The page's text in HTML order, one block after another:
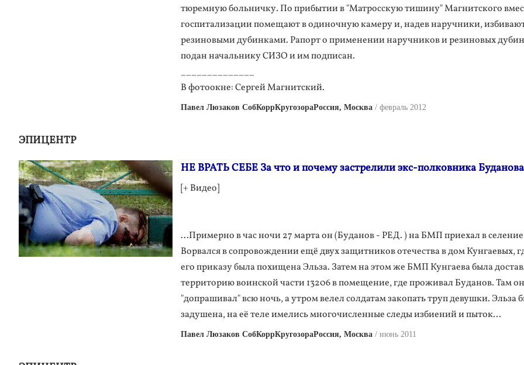
тюремную больничку. По прибытии в "Матросскую тишину" Магнитского
госпитализации помещают в одиночную камеру и, надев наручники,
резиновыми дубинками. Рапорт о применении наручников и резиновых
подан начальнику СИЗО и им подписан.
______________
В фотоокне: Сергей Магнитский.
Павел Люзаков СобКоррКругозораРоссия, Москва февраль 2012
ЭПИЦЕНТР
НЕ ВРАТЬ СЕБЕ За что и почему застрелили экс-полковника Буданова
[+ Видео]
…Примерно в час ночи 27 марта он (Буданов - РЕД. ) на БМП приехал в селение
Ворвался в сопровождении ещё двух защитников отечества в дом Кунгаевых,
его приказу была похищена Эльза. Затем на этом же БМП Кунгаева была
территорию воинской части 13206 в помещение, где проживал Буданов. Там
"допрашивал" всю ночь, а утром велел солдатам закопать труп девушки. Эльза
задушена, на её теле имелись многочисленные следы избиений и пыток…
Павел Люзаков СобКоррКругозораРоссия, Москва июнь 2011